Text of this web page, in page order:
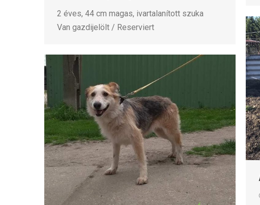
2 éves, 44 cm magas, ivartalanított szuka
Van gazdijelölt / Reserviert